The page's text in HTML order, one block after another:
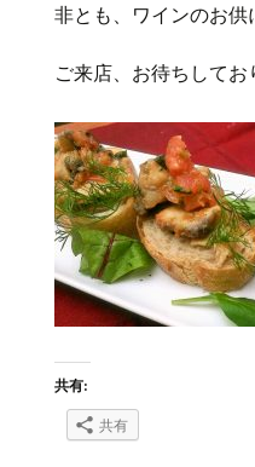
非とも、ワインのお
ご来店、お待ちしてお
共有:
共有